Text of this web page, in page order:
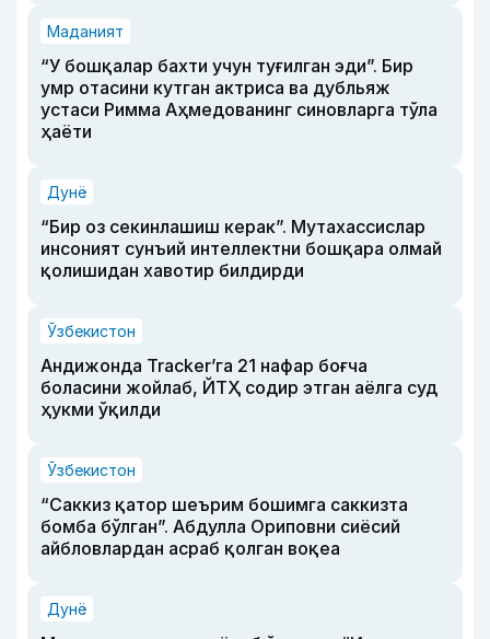
Маданият
“У бошқалар бахти учун туғилган эди”. Бир
умр отасини кутган актриса ва дубльяж
устаси Римма Аҳмедованинг синовларга тўла
ҳаёти
Дунё
“Бир оз секинлашиш керак”. Мутахассислар
инсоният сунъий интеллектни бошқара олмай
қолишидан хавотир билдирди
Ўзбекистон
Андижонда Tracker’га 21 нафар боғча
боласини жойлаб, ЙТҲ содир этган аёлга суд
ҳукми ўқилди
Ўзбекистон
“Саккиз қатор шеърим бошимга саккизта
бомба бўлган”. Абдулла Ориповни сиёсий
айбловлардан асраб қолган воқеа
Дунё